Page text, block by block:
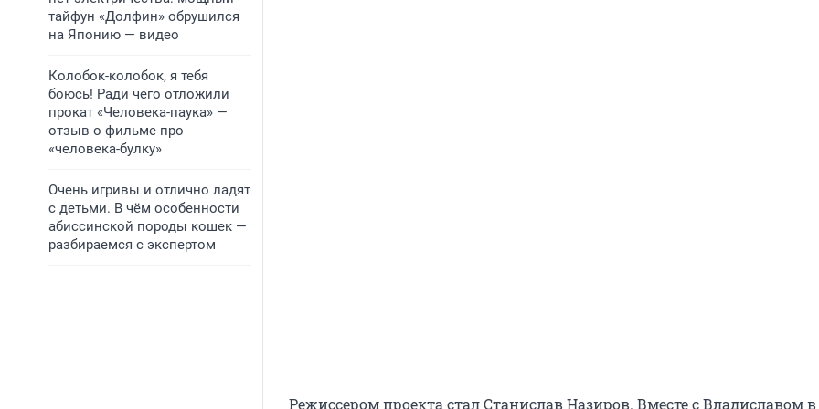
тайфун «Долфин» обрушился
на Японию — видео
Колобок-колобок, я тебя
боюсь! Ради чего отложили
прокат «Человека-паука» —
отзыв о фильме про
«человека-булку»
Очень игривы и отлично ладят
с детьми. В чём особенности
абиссинской породы кошек —
разбираемся с экспертом
Режиссером проекта стал Станислав Назиров. Вместе с Владиславом в